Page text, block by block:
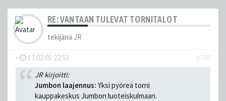
RE: VANTAAN TULEVAT TORNITALOT
tekijänä JR
- 17.02.05 22:55
#398
JR kirjoitti:
Jumbon laajennus: Yksi pyöreä torni
kauppakeskus Jumbon luoteiskulmaan.